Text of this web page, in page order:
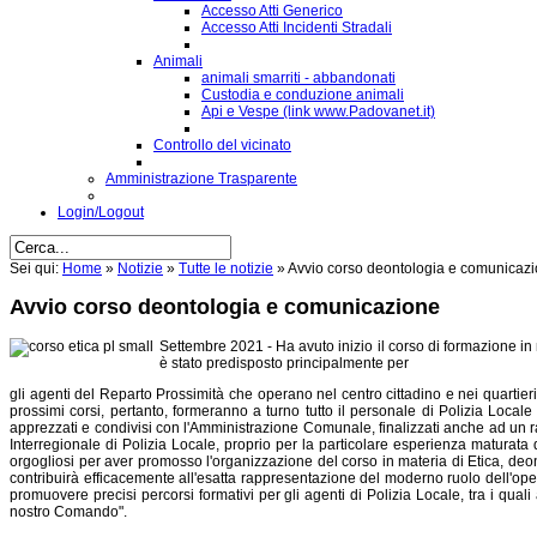
Accesso Atti Generico
Accesso Atti Incidenti Stradali
Animali
animali smarriti - abbandonati
Custodia e conduzione animali
Api e Vespe (link www.Padovanet.it)
Controllo del vicinato
Amministrazione Trasparente
Login/Logout
Sei qui: Home » Notizie » Tutte le notizie »Avvio corso deontologia e
Avvio corso deontologia e comunicazione
Settembre 2021 - Ha avuto inizio il corso di formazione
è stato predisposto principalmente per
gli agenti del Reparto Prossimità che operano nel centro cittadino e nei
prossimi corsi, pertanto, formeranno a turno tutto il personale di Polizia
apprezzati e condivisi con l'Amministrazione Comunale, finalizzati anche ad
Interregionale di Polizia Locale, proprio per la particolare esperienza
orgogliosi per aver promosso l'organizzazione del corso in materia di Etica,
contribuirà efficacemente all'esatta rappresentazione del moderno ruolo
promuovere precisi percorsi formativi per gli agenti di Polizia Locale, tra i
nostro Comando".